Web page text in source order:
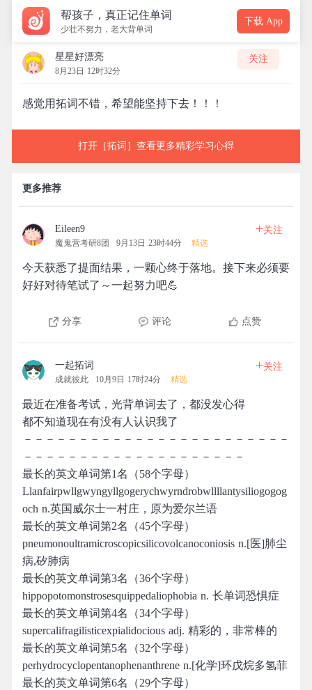
帮孩子，真正记住单词
少壮不努力，老大背单词
下载 App
星星好漂亮
8月23日 12时32分
关注
感觉用拓词不错，希望能坚持下去！！！
打开［拓词］查看更多精彩学习心得
更多推荐
Eileen9
魔鬼营考研8团 9月13日 23时44分 精选
+关注
今天获悉了提面结果，一颗心终于落地。接下来必须要
好好对待笔试了～一起努力吧💪
分享 评论 点赞
一起拓词
成就彼此 10月9日 17时24分 精选
+关注
最近在准备考试，光背单词去了，都没发心得
都不知道现在有没有人认识我了
－－－－－－－－－－－－－－－－－－－－－－－－
－－－－－－－－－－－－－－－－－－－－
最长的英文单词第1名（58个字母）
Llanfairpwllgwyngyllgogerychwyrndrobwllllantysiliogogog
och n.英国威尔士一村庄，原为爱尔兰语
最长的英文单词第2名（45个字母）
pneumonoultramicroscopicsilicovolcanoconiosis n.[医]肺尘
病,矽肺病
最长的英文单词第3名（36个字母）
hippopotomonstrosesquippedaliophobia n. 长单词恐惧症
最长的英文单词第4名（34个字母）
supercalifragilisticexpialidocious adj. 精彩的，非常棒的
最长的英文单词第5名（32个字母）
perhydrocyclopentanophenanthrene n.[化学]环戊烷多氢菲
最长的英文单词第6名（29个字母）